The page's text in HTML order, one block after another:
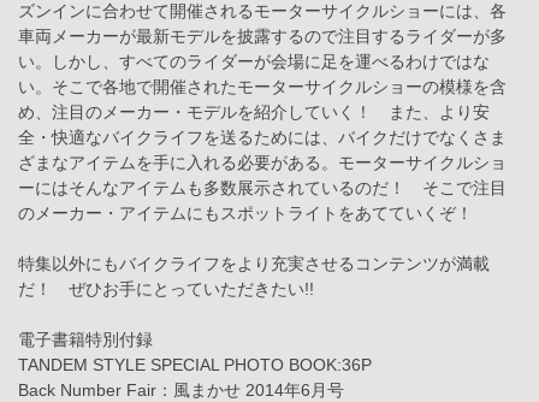
ズンインに合わせて開催されるモーターサイクルショーには、各
車両メーカーが最新モデルを披露するので注目するライダーが多
い。しかし、すべてのライダーが会場に足を運べるわけではな
い。そこで各地で開催されたモーターサイクルショーの模様を含
め、注目のメーカー・モデルを紹介していく！ また、より安
全・快適なバイクライフを送るためには、バイクだけでなくさま
ざまなアイテムを手に入れる必要がある。モーターサイクルショ
ーにはそんなアイテムも多数展示されているのだ！ そこで注目
のメーカー・アイテムにもスポットライトをあてていくぞ！
特集以外にもバイクライフをより充実させるコンテンツが満載
だ！ ぜひお手にとっていただきたい!!
電子書籍特別付録
TANDEM STYLE SPECIAL PHOTO BOOK:36P
Back Number Fair：風まかせ 2014年6月号